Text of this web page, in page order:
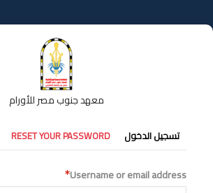
إلى
المحتوى
معهد جنوب مصر للأورام
التبويبات
الأساسية
تسجيل الدخول RESET YOUR PASSWORD
Username or email address